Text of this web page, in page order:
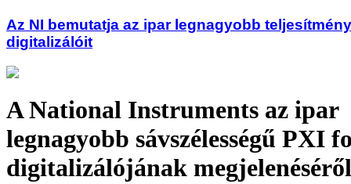
Az NI bemutatja az ipar legnagyobb
digitalizálóit
A National Instruments az ipar
legnagyobb sávszélességű PXI
digitalizálójának